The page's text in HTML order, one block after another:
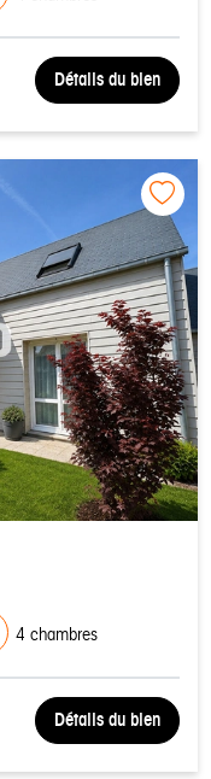
Détails du bien
4 chambres
Détails du bien